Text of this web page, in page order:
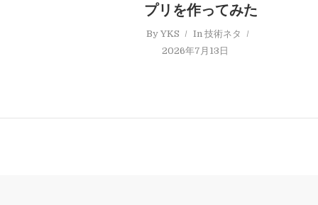
プリを作ってみた
ByYKS In技術ネタ
2026年7月13日